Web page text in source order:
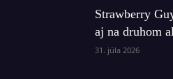
Strawberry
aj na druhom
31. júla 2026